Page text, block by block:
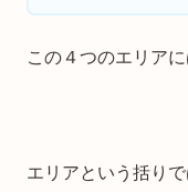
この４つのエリア
エリアという括り